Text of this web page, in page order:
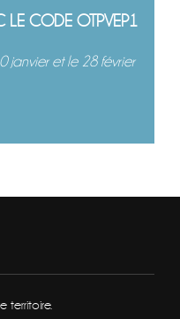
LE CODE OTPVEP1
janvier et le 28 février
territoire.